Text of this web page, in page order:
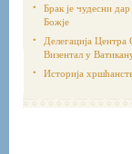
Брак је чудесни
Божје
Делегација
Визентал у
Историја